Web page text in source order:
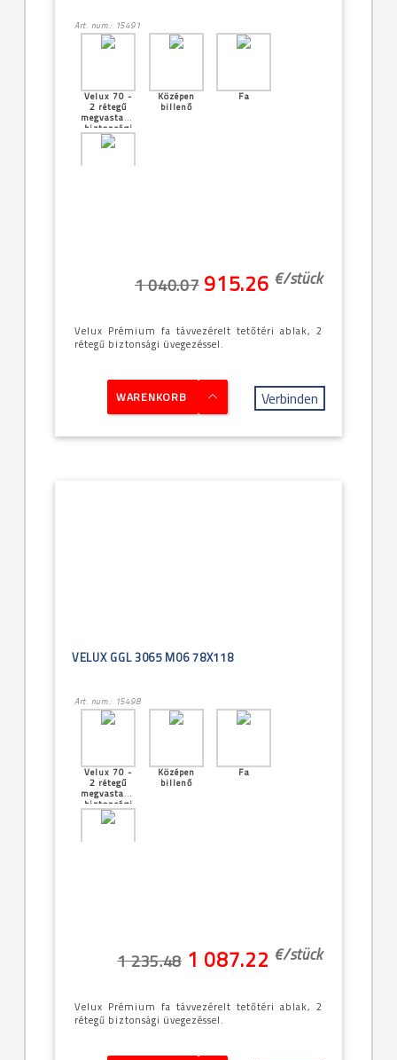
Art. num.: 15491
Velux 70 -
2 rétegű
megvastagított
biztonsági
üveg
Középen
billenő
Fa
1 040.07 915.26 €/stück
Velux Prémium fa távvezérelt tetőtéri ablak, 2
rétegű biztonsági üvegezéssel.
WARENKORB Verbinden
VELUX GGL 3065 M06 78X118
Art. num.: 15498
Velux 70 -
2 rétegű
megvastagított
biztonsági
üveg
Középen
billenő
Fa
1 235.48 1 087.22 €/stück
Velux Prémium fa távvezérelt tetőtéri ablak, 2
rétegű biztonsági üvegezéssel.